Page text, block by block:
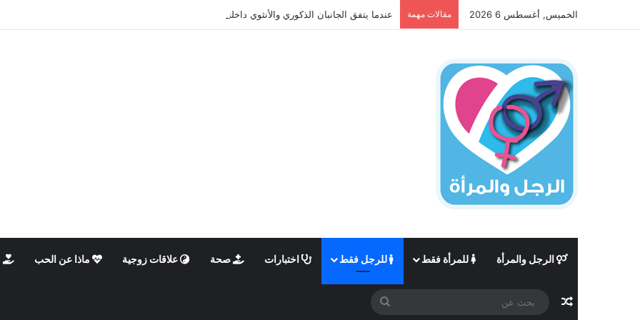
الخميس, أغسطس 6 2026 مقالات مهمة عندما يتفق الجانبان الذكوري والأنثوي داخلنا، ما الذي يحدث؟
الرجل والمرأة للمرأة فقط للرجل فقط اختبارات صحة علاقات زوجية ماذا عن الحب
مقال عشوائي
بحث